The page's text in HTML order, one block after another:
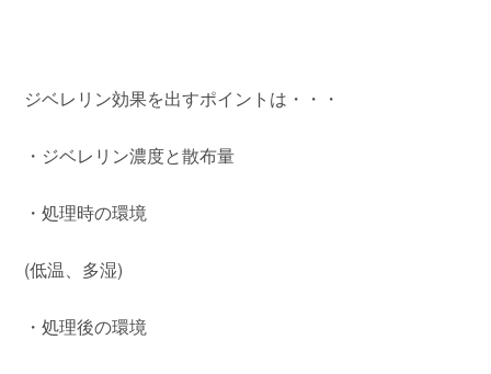
ジベレリン効果を出すポイントは・・・
・ジベレリン濃度と散布量
・処理時の環境
(低温、多湿)
・処理後の環境